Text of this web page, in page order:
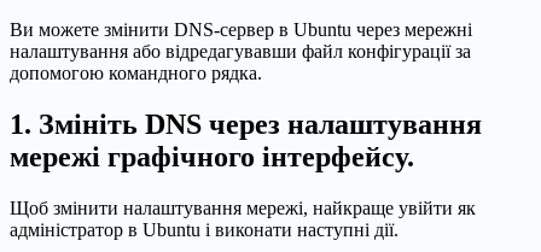
Ви можете змінити DNS-сервер в Ubuntu через мережні
налаштування або відредагувавши файл конфігурації за
допомогою командного рядка.
1. Змініть DNS через налаштування
мережі графічного інтерфейсу.
Щоб змінити налаштування мережі, найкраще увійти як
адміністратор в Ubuntu і виконати наступні дії.